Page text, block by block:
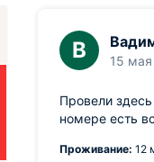
В 15
Провели
номере есть
Проживание: 12